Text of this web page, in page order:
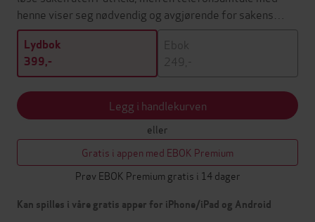
henne viser seg nødvendig og avgjørende for sakens…
Lydbok
399,-
Ebok
249,-
Legg i handlekurven
eller
Gratis i appen med EBOK Premium
Prøv EBOK Premium gratis i 14 dager
Kan spilles i våre gratis apper for iPhone/iPad og Android